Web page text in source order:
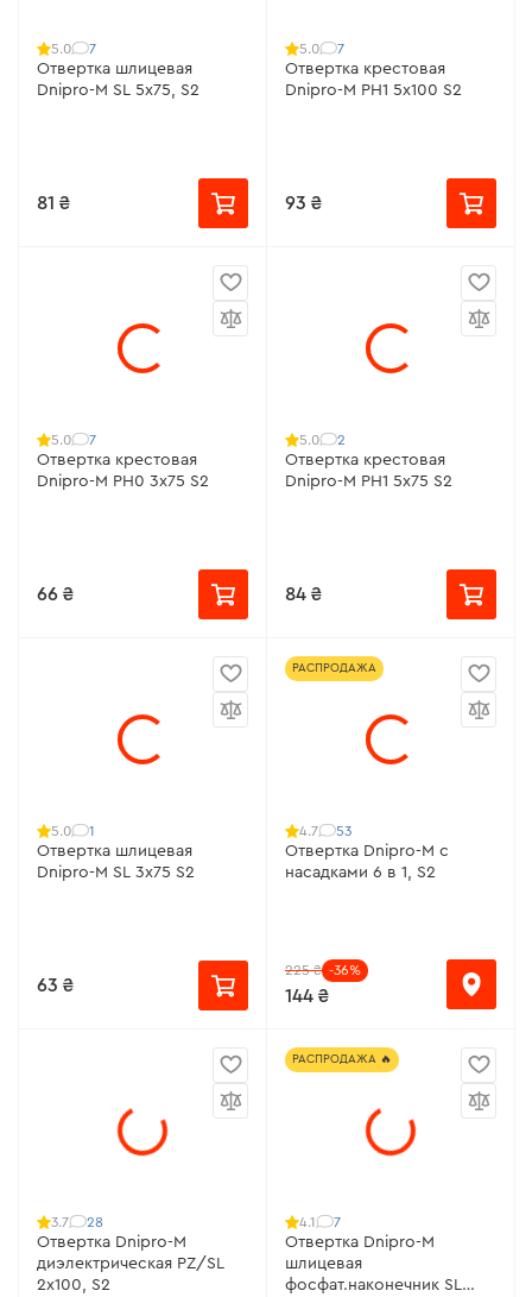
5.0 7
Отвертка шлицевая
Dnipro-M SL 5х75, S2
81 ₴
5.0 7
Отвертка крестовая
Dnipro-M РН1 5х100 S2
93 ₴
5.0 7
Отвертка крестовая
Dnipro-M РН0 3х75 S2
66 ₴
5.0 2
Отвертка крестовая
Dnipro-M РН1 5х75 S2
84 ₴
5.0 1
Отвертка шлицевая
Dnipro-M SL 3х75 S2
63 ₴
РАСПРОДАЖА
4.7 53
Отвертка Dnipro-M с
насадками 6 в 1, S2
225 ₴ -36%
144 ₴
3.7 28
Отвертка Dnipro-M
диэлектрическая PZ/SL
2х100, S2
РАСПРОДАЖА 🔥
4.1 7
Отвертка Dnipro-M
шлицевая
фосфат.наконечник SL